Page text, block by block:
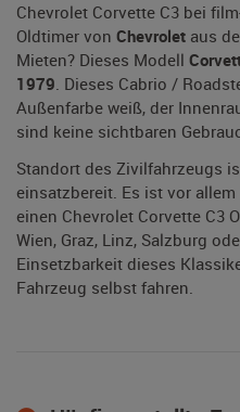
Chevrolet Corvette C3 bei
Oldtimer von Chevrolet aus
Mieten? Dieses Modell
1979. Dieses Cabrio /
Außenfarbe weiß, der
sind keine sichtbaren
Standort des Zivilfahrzeugs
einsatzbereit. Es ist vor
einen Chevrolet Corvette C3
Wien, Graz, Linz, Salzburg
Einsetzbarkeit dieses
Fahrzeug selbst fahren.